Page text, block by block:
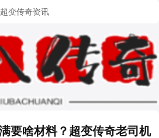
超变传奇资讯
要啥材料？超变传奇老司机